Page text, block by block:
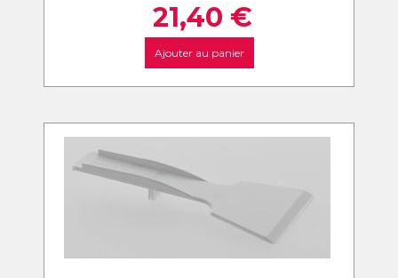
21,40 €
Ajouter au panier